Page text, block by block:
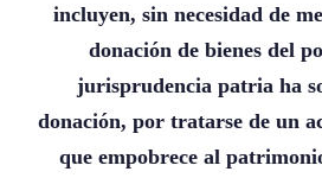
incluyen, sin necesidad de
donación de bienes del
jurisprudencia patria ha
donación, por tratarse de un
que empobrece al